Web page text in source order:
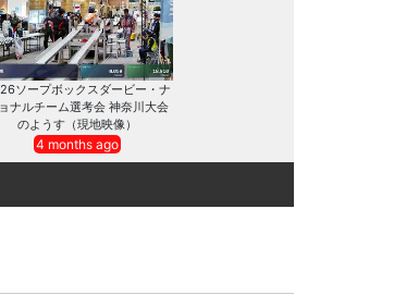
ソープボックスダービー・ナ
ナルチーム選考会 神奈川大会
のようす（現地映像）
4 months ago